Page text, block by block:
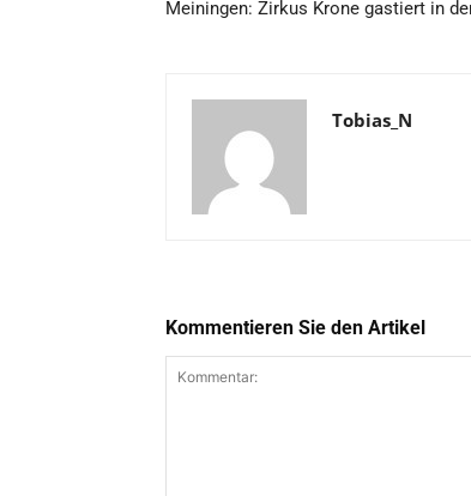
Meiningen: Zirkus Krone gastiert in
Tobias_N
Kommentieren Sie den Artikel